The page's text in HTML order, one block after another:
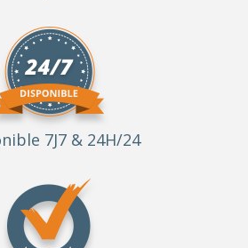
7J7 & 24H/24